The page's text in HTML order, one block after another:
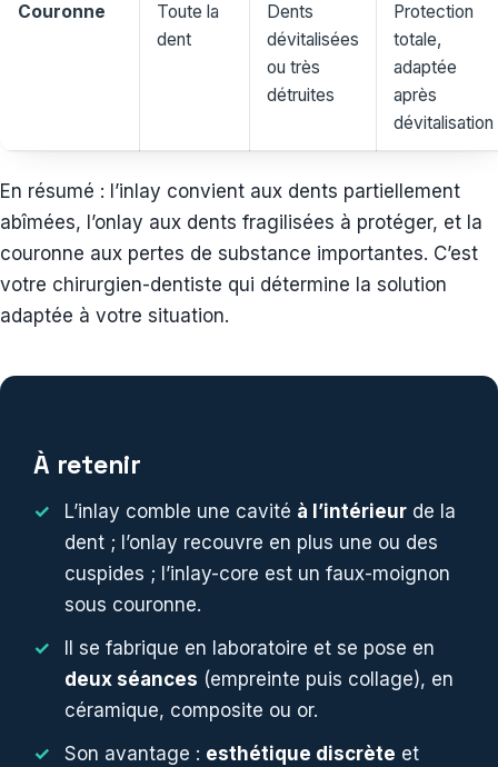
Couronne
Toute la
dent
Dents
dévitalisées
ou très
détruites
Protection
totale,
adaptée
après
dévitalisation
En résumé : l’inlay convient aux dents partiellement
abîmées, l’onlay aux dents fragilisées à protéger, et la
couronne aux pertes de substance importantes. C’est
votre chirurgien-dentiste qui détermine la solution
adaptée à votre situation.
À retenir
L’inlay comble une cavité à l’intérieur de la
dent ; l’onlay recouvre en plus une ou des
cuspides ; l’inlay-core est un faux-moignon
sous couronne.
Il se fabrique en laboratoire et se pose en
deux séances (empreinte puis collage), en
céramique, composite ou or.
Son avantage : esthétique discrète et